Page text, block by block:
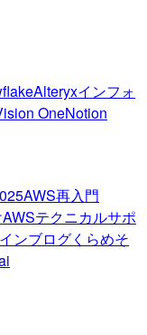
Alteryxインフォ
OneNotion
AWS再入門
AWSテクニカルサポ
ンブログくらめそ